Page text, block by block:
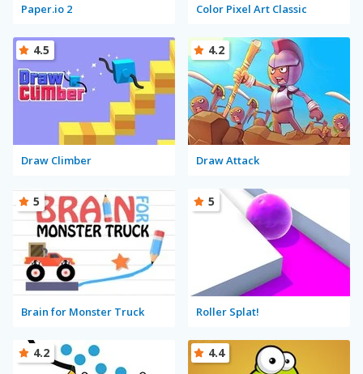
Paper.io 2 Color Pixel Art Classic
Draw Climber
4.5
Draw Attack
4.2
Brain for Monster Truck
5
Roller Splat!
5
4.2 4.4